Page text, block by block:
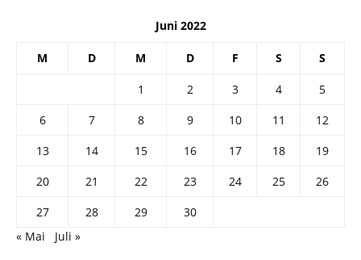
Juni 2022
M D M D F S S
1 2 3 4
5
6
7 8 9 10 11
12
13
14 15 16 17 18
19
20
21 22 23 24 25
26
27
28 29
30
« Mai
Juli »